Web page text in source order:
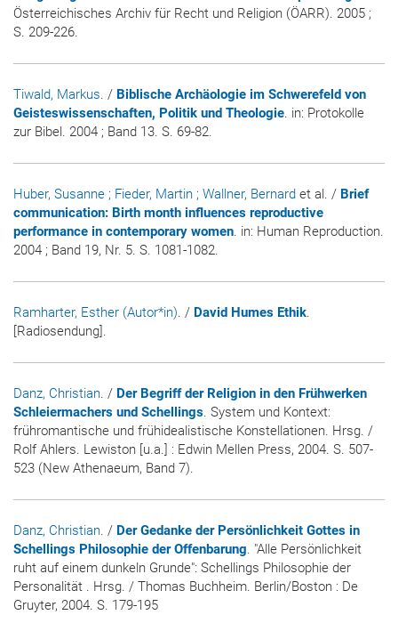
Österreichisches Archiv für Recht und Religion (ÖARR). 2005 ;
S. 209-226.
Tiwald, Markus. / Biblische Archäologie im Schwerefeld von
Geisteswissenschaften, Politik und Theologie. in: Protokolle
zur Bibel . 2004 ; Band 13. S. 69-82.
Huber, Susanne ; Fieder, Martin ; Wallner, Bernard et al. / Brief
communication: Birth month influences reproductive
performance in contemporary women. in: Human Reproduction.
2004 ; Band 19, Nr. 5. S. 1081-1082.
Ramharter, Esther (Autor*in). / David Humes Ethik.
[Radiosendung].
Danz, Christian. / Der Begriff der Religion in den Frühwerken
Schleiermachers und Schellings. System und Kontext:
frühromantische und frühidealistische Konstellationen. Hrsg. /
Rolf Ahlers. Lewiston [u.a.] : Edwin Mellen Press, 2004. S. 507-
523 (New Athenaeum, Band 7).
Danz, Christian. / Der Gedanke der Persönlichkeit Gottes in
Schellings Philosophie der Offenbarung. "Alle Persönlichkeit
ruht auf einem dunkeln Grunde": Schellings Philosophie der
Personalität . Hrsg. / Thomas Buchheim. Berlin/Boston : De
Gruyter, 2004. S. 179-195